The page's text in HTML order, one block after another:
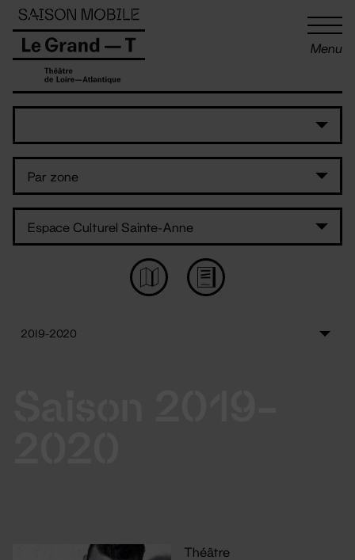
Menu
Théâtre
Panneau de gestion des cookies